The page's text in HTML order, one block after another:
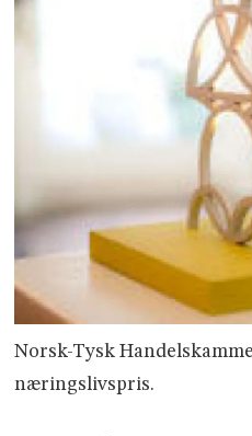
Norsk-Tysk
næringslivspris.